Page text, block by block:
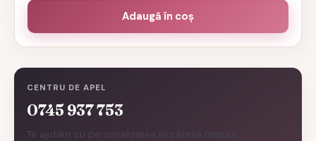
CENTRU DE APEL
0745 937 753
Te ajutăm cu personalizarea în câteva minute.
Adaugă în coș